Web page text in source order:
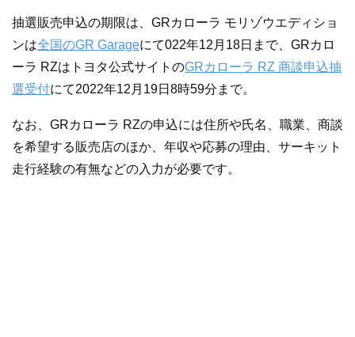
抽選販売申込の期限は、GRカローラ モリゾウエディショ
ンは全国のGR Garageにて022年12月18日まで、GRカロ
ーラ RZはトヨタ公式サイトのGRカローラ RZ 商談申込抽
選受付にて2022年12月19日8時59分まで。
なお、GRカローラ RZの申込には住所や氏名、職業、商談
を希望する販売店のほか、年収や応募の理由、サーキット
走行経験の有無などの入力が必要です。